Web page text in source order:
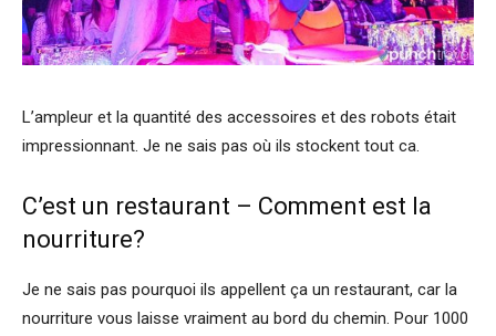
L’ampleur et la quantité des accessoires et des robots était
impressionnant. Je ne sais pas où ils stockent tout ca.
C’est un restaurant – Comment est la
nourriture?
Je ne sais pas pourquoi ils appellent ça un restaurant, car la
nourriture vous laisse vraiment au bord du chemin. Pour 1000